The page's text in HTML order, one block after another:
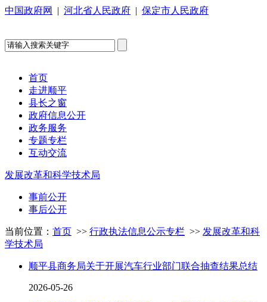
中国政府网 | 河北省人民政府 | 保定市人民政府
首页
走进顺平
县长之窗
政府信息公开
政务服务
专题专栏
互动交流
发展改革和科学技术局
事前公开
事后公开
当前位置： 首页 >> 行政执法信息公示专栏 >> 发展改革和科
学技术局
顺平县商务局关于开展汽车行业部门联合抽查结果总结
2026-05-26